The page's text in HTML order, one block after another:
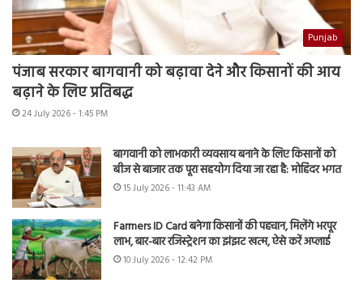
Punjab
पंजाब सरकार बागवानी को बढ़ावा देने और किसानों की आय
बढ़ाने के लिए प्रतिबद्ध
24 July 2026 - 1:45 PM
बागवानी को लाभकारी व्यवसाय बनाने के लिए किसानों को
बीज से बाजार तक पूरा सहयोग दिया जा रहा है: मोहिंदर भगत
15 July 2026 - 11:43 AM
Farmers ID Card बनेगा किसानों की पहचान, मिलेंगे भरपूर
लाभ, बार-बार रजिस्ट्रेशन का झंझट खत्म, ऐसे करें अप्लाई
10 July 2026 - 12:42 PM